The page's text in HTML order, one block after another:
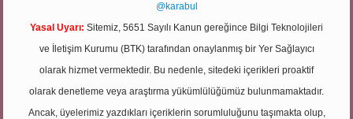
@karabul
Yasal Uyarı: Sitemiz, 5651 Sayılı Kanun gereğince Bilgi Teknolojileri
ve İletişim Kurumu (BTK) tarafından onaylanmış bir Yer Sağlayıcı
olarak hizmet vermektedir. Bu nedenle, sitedeki içerikleri proaktif
olarak denetleme veya araştırma yükümlülüğümüz bulunmamaktadır.
Ancak, üyelerimiz yazdıkları içeriklerin sorumluluğunu taşımakta olup,